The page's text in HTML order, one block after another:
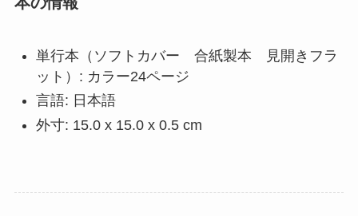
単行本（ソフトカバー 合紙製本 見開きフラ
ット）: カラー24ページ
言語: 日本語
外寸: 15.0 x 15.0 x 0.5 cm